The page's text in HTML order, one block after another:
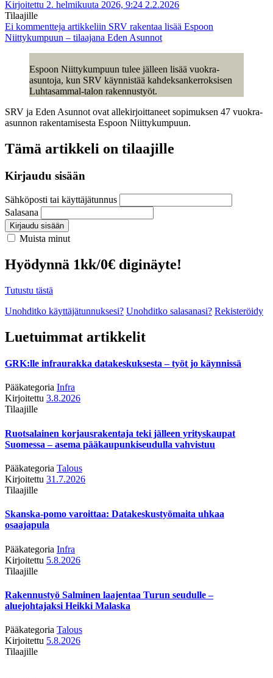
Kirjoitettu 2. helmikuuta 2026, 9:24 2.2.2026
Tilaajille
Ei kommentteja artikkeliin SRV rakentaa lisää Espoon
Niittykumpuun – tilaajana Eden Asunnot
Espoon Niittykumpuun tulee jälleen lisää vuokra-
asuntoja, kun SRV käynnistää kahdeksankerroksisen
Luhtasammal-talon rakennustyöt.
SRV ja Eden Asunnot ovat allekirjoittaneet sopimuksen 47 vuokra-
asunnon rakentamisesta Espoon Niittykumpuun.
Tämä artikkeli on tilaajille
Kirjaudu sisään
Sähköposti tai käyttäjätunnus
Salasana
Kirjaudu sisään
Muista minut
Hyödynnä 1kk/0€ diginäyte!
Tutustu tästä
Unohditko käyttäjätunnuksesi? Unohditko salasanasi? Rekisteröidy
Luetuimmat artikkelit
GRK:lle infraurakka datakeskuksesta – työt jo käynnissä
Pääkategoria Infra
Kirjoitettu 3.8.2026
Tilaajille
Ruotsalainen korjausrakentaja teki jälleen yrityskaupat
Suomessa – asema pääkaupunkiseudulla vahvistuu
Pääkategoria Talous
Kirjoitettu 31.7.2026
Tilaajille
Skanska-pomo varoittaa: Datakeskustyömaita uhkaa
osaajapula
Pääkategoria Infra
Kirjoitettu 5.8.2026
Tilaajille
Rakennustyö Salminen laajentaa Turun seudulle –
aluejohtajaksi Heikki Malaska
Pääkategoria Talous
Kirjoitettu 5.8.2026
Tilaajille